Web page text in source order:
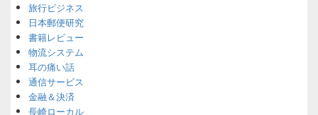
旅行ビジネス
日本郵便研究
書籍レビュー
物流システム
耳の痛い話
通信サービス
金融＆決済
長崎ローカル